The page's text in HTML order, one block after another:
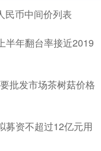
民币中间价列表
半年翻台率接近2019
批发市场茶树菇价格
募资不超过12亿元用